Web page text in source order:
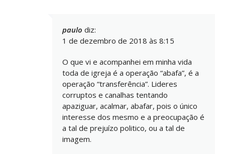
paulo diz:
1 de dezembro de 2018 às 8:15
O que vi e acompanhei em minha vida
toda de igreja é a operação “abafa”, é a
operação “transferência”. Lideres
corruptos e canalhas tentando
apaziguar, acalmar, abafar, pois o único
interesse dos mesmo e a preocupação é
a tal de prejuízo politico, ou a tal de
imagem.